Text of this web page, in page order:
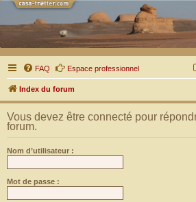
FAQ Espace professionnel
Index du forum
Vous devez être connecté pour
forum.
Nom d’utilisateur :
Mot de passe :